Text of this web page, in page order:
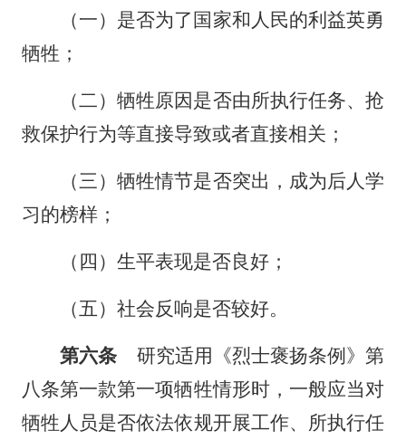
（一）是否为了国家和人民的利益英勇
牺牲；
（二）牺牲原因是否由所执行任务、抢
救保护行为等直接导致或者直接相关；
（三）牺牲情节是否突出，成为后人学
习的榜样；
（四）生平表现是否良好；
（五）社会反响是否较好。
第六条 研究适用《烈士褒扬条例》第
八条第一款第一项牺牲情形时，一般应当对
牺牲人员是否依法依规开展工作、所执行任